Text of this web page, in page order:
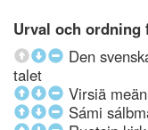
Urval och ordning
Den
talet
Virsiä
Sámi